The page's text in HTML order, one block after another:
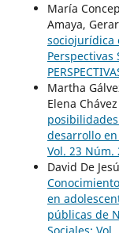
María
Amaya,
sociojurídica
Perspectivas
Martha
Elena
desarrollo en
Vol. 23 Núm.
David De
en
públicas de